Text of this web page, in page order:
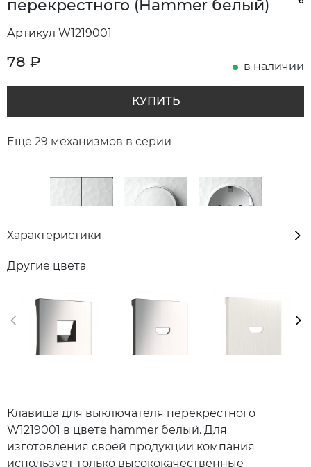
перекрестного (Hammer белый)
Артикул W1219001
78 ₽ в наличии
КУПИТЬ
Еще 29 механизмов в серии
Характеристики
Другие цвета
Клавиша для выключателя перекрестного
W1219001 в цвете hammer белый. Для
изготовления своей продукции компания
использует только высококачественные